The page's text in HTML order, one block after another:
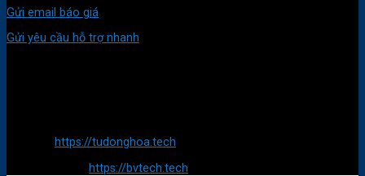
Gửi email báo giá
Gửi yêu cầu hỗ trợ nhanh
https://tudonghoa.tech
https://bvtech.tech